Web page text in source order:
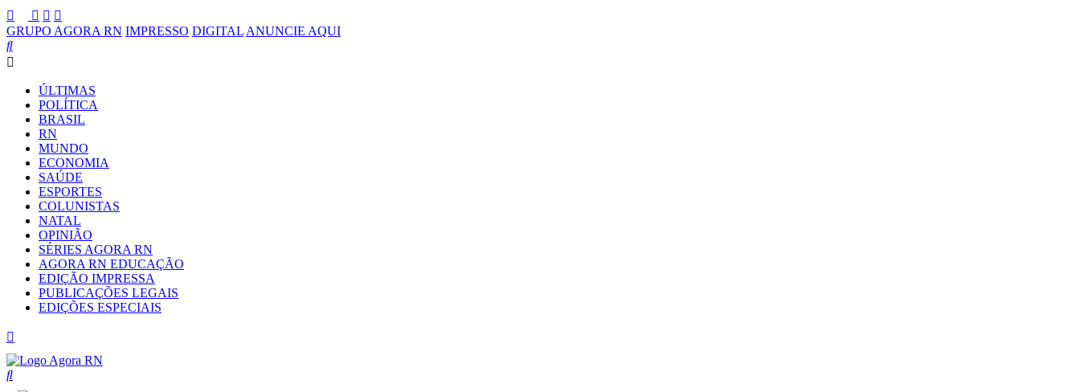
GRUPO AGORA RN IMPRESSO DIGITAL ANUNCIE AQUI
ÚLTIMAS
POLÍTICA
BRASIL
RN
MUNDO
ECONOMIA
SAÚDE
ESPORTES
COLUNISTAS
NATAL
OPINIÃO
SÉRIES AGORA RN
AGORA RN EDUCAÇÃO
EDIÇÃO IMPRESSA
PUBLICAÇÕES LEGAIS
EDIÇÕES ESPECIAIS